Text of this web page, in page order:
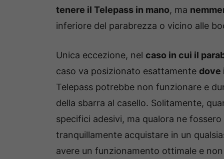
tenere il Telepass in mano, ma
inferiore del parabrezza o vicino alle
Unica eccezione, nel caso in cui il
caso va posizionato esattamente dove
Telepass potrebbe non funzionare e
della sbarra al casello. Solitamente,
specifici adesivi, ma qualora ne
tranquillamente acquistare in un
avere un funzionamento ottimale e